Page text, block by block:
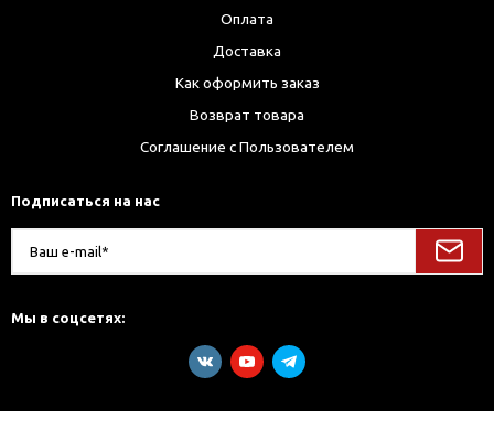
Оплата
Доставка
Как оформить заказ
Возврат товара
Соглашение с Пользователем
Подписаться на нас
Мы в соцсетях: